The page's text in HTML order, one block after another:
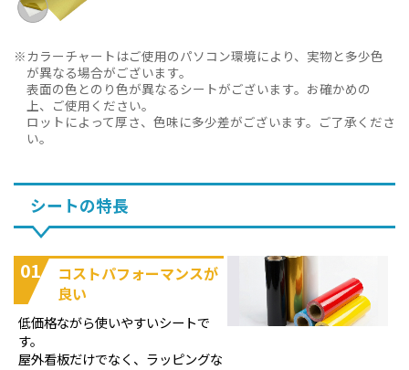
カラーチャートはご使用のパソコン環境により、実物と多少色
が異なる場合がございます。
表面の色とのり色が異なるシートがございます。お確かめの
上、ご使用ください。
ロットによって厚さ、色味に多少差がございます。ご了承くださ
い。
シートの特長
01
コストパフォーマンスが
良い
低価格ながら使いやすいシートで
す。
屋外看板だけでなく、ラッピングな